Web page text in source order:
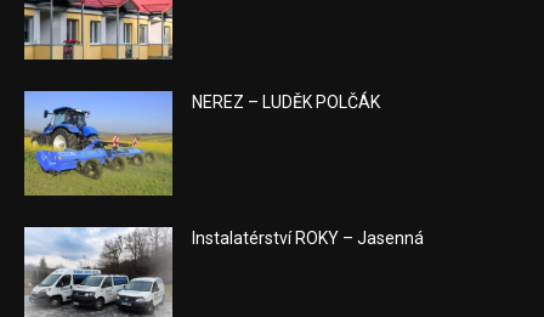
NEREZ – LUDĚK POLČÁK
Instalatérství ROKY – Jasenná